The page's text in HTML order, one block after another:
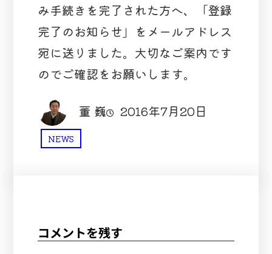
み手続きを完了された方へ、「登録
完了のお知らせ」をメールアドレス
宛に送りました。大切なご案内です
のでご確認をお願いします。
董 巍 2016年7月20日
NEWS
コメントを残す